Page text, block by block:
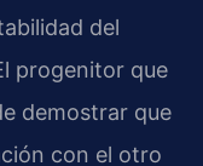
del
progenitor que
demostrar que
con el otro